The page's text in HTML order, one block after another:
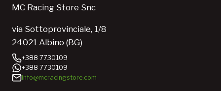
MC Racing Store Snc
via Sottoprovinciale, 1/8
24021 Albino (BG)
+388 7730109
+388 7730109
info@mcracingstore.com